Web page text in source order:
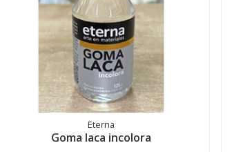
Eterna
Goma laca incolora